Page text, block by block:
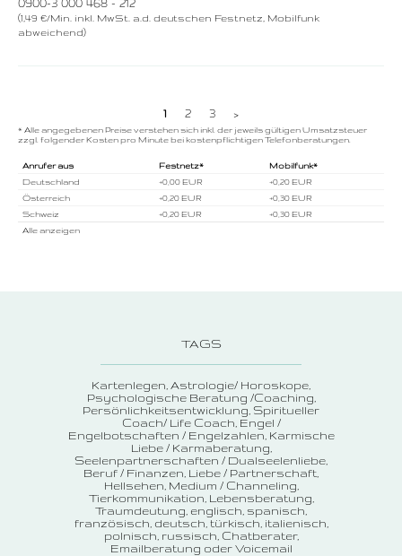
(1,49 €/Min. inkl. MwSt. a.d. deutschen Festnetz, Mobilfunk
abweichend)
1 2 3 >
* Alle angegebenen Preise verstehen sich inkl. der jeweils gültigen Umsatzsteuer
zzgl. folgender Kosten pro Minute bei kostenpflichtigen Telefonberatungen.
Anrufer aus Festnetz*
Mobilfunk*
Deutschland
+0,00 EUR
+0,20 EUR
Österreich
+0,20 EUR
+0,30 EUR
Schweiz
+0,20 EUR
+0,30 EUR
Alle anzeigen
TAGS
Kartenlegen Astrologie/ Horoskope
Psychologische Beratung /Coaching
Persönlichkeitsentwicklung Spiritueller
Coach/ Life Coach Engel /
Engelbotschaften / Engelzahlen Karmische
Liebe / Karmaberatung
Seelenpartnerschaften / Dualseelenliebe
Beruf / Finanzen Liebe / Partnerschaft
Hellsehen Medium / Channeling
Tierkommunikation Lebensberatung
Traumdeutung englisch, spanisch,
französisch, deutsch, türkisch, italienisch,
polnisch, russisch Chatberater
Emailberatung oder Voicemail